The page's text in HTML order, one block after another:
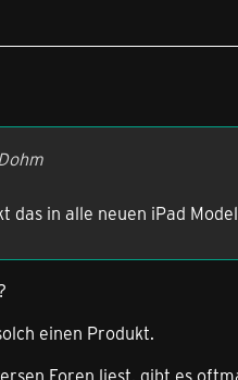
das in alle neuen iPad
einen Produkt.
Foren liest, gibt es